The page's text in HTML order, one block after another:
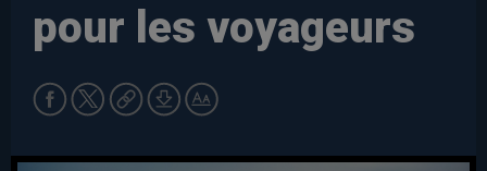
pour les voyageurs